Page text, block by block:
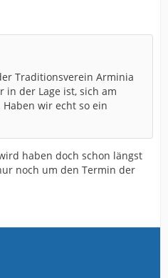
Traditionsverein Arminia
der Lage ist, sich am
wir echt so ein
haben doch schon längst
noch um den Termin der